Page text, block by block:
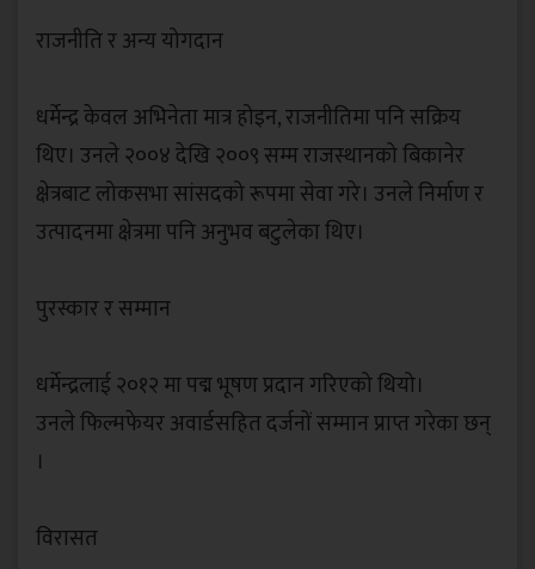
‎राजनीति र अन्य योगदान
‎धर्मेन्द्र केवल अभिनेता मात्र होइन, राजनीतिमा पनि सक्रिय
थिए। उनले २००४ देखि २००९ सम्म राजस्थानको बिकानेर
क्षेत्रबाट लोकसभा सांसदको रूपमा सेवा गरे। उनले निर्माण र
उत्पादनमा क्षेत्रमा पनि अनुभव बटुलेका थिए।
‎पुरस्कार र सम्मान
‎धर्मेन्द्रलाई २०१२ मा पद्म भूषण प्रदान गरिएको थियो।
‎उनले फिल्मफेयर अवार्डसहित दर्जनों सम्मान प्राप्त गरेका छन्
।
‎विरासत